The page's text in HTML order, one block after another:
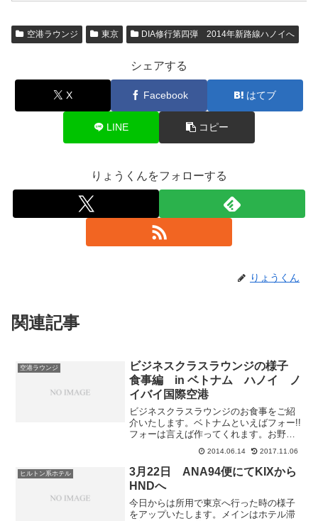
空港ラウンジ 東京 DIA修行第四弾 2014年新路線ハノイへ
シェアする
X Facebook はてブ
LINE コピー
りょうくんをフォローする
りょうくん
関連記事
空港ラウンジ
ビジネスクラスラウンジの様子
食事編 in ベトナム ハノイ ノ
イバイ国際空港
ビジネスクラスラウンジのお食事をご紹
介いたします。ベトナムといえばフォー!!
フォーは言えば作ってくれます。お野菜
系こちらおかゆもありましたよザ 肉っ
て感じですね ホットミールはこれだけ
です。お飲み物はこちらアルコール類
は シンガポールのタイ...
2014.06.14 2017.11.06
ヒルトン系ホテル
3月22日 ANA94便にてKIXから
HNDへ
今日からは所用で東京へ行った時の様子
をアップいたします。メインはホテル滞